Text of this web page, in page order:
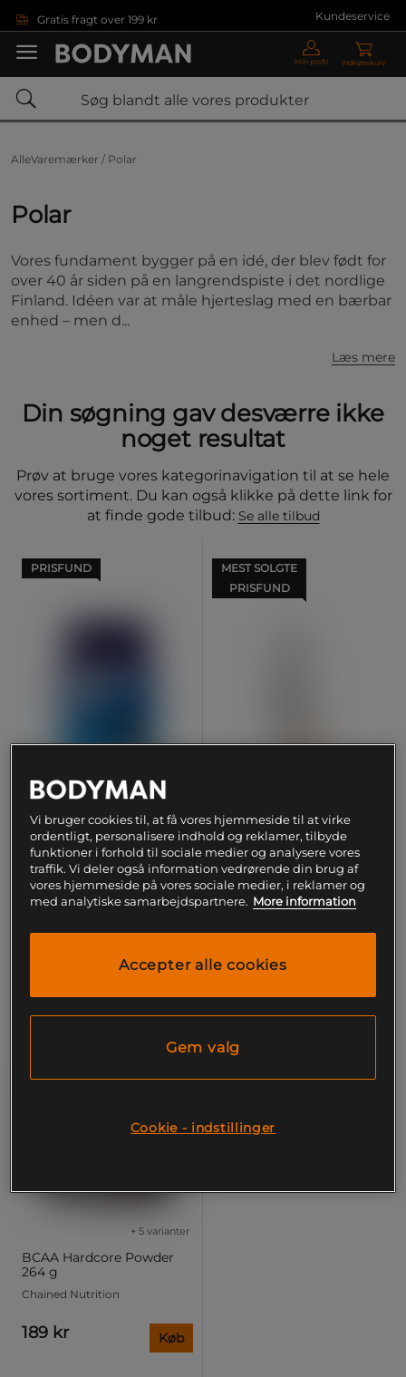
Gratis fragt over 199 kr Kundeservice
Min profil Indkøbskurv
AlleVaremærker / Polar
Polar
Vores fundament bygger på en idé, der blev født for
over 40 år siden på en langrendspiste i det nordlige
Finland. Idéen var at måle hjerteslag med en bærbar
enhed – men d...
Læs mere
Din søgning gav desværre ikke
noget resultat
Prøv at bruge vores kategorinavigation til at se hele
vores sortiment. Du kan også klikke på dette link for
at finde gode tilbud: Se alle tilbud
PRISFUND
Whey-80 Valleprotein 1 kg
+ 30 varianter
Star Nutrition
229 kr Køb
MEST SOLGTE
PRISFUND
Flydende æggehvide 1000
ml
Star Nutrition
60 kr
Laveste pris 60 kr
Køb
BCAA Hardcore Powder
264 g
+ 5 varianter
Chained Nutrition
189 kr Køb
Vi bruger cookies til, at få vores hjemmeside til at virke
ordentligt, personalisere indhold og reklamer, tilbyde
funktioner i forhold til sociale medier og analysere vores
traffik. Vi deler også information vedrørende din brug af
vores hjemmeside på vores sociale medier, i reklamer og
med analytiske samarbejdspartnere. More information
Accepter alle cookies
Gem valg
Cookie - indstillinger